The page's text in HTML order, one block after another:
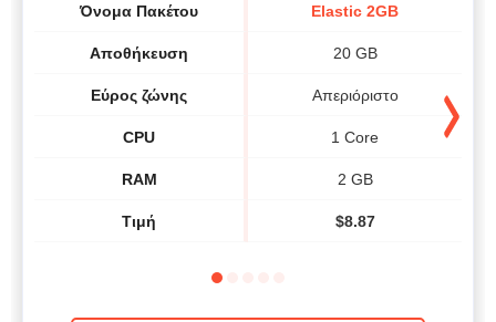
Όνομα Πακέτου
Αποθήκευση
Εύρος ζώνης
CPU
RAM
Τιμή
Elastic 2GB
20 GB
Απεριόριστο
1 Core
2 GB
$8.87